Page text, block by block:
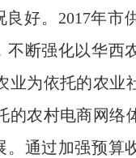
好。2017年市
不断强化以华西
业为依托的农业
的农村电商网络
通过加强预算